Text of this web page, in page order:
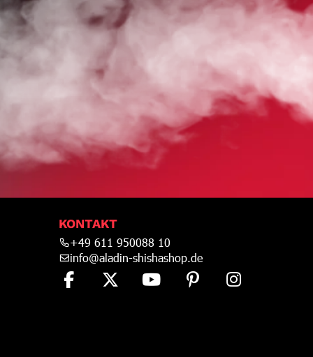
KONTAKT
+49 611 950088 10
info@aladin-shishashop.de